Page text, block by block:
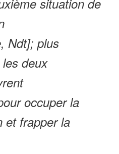
Ndt]; plus
deux
occuper la
et frapper la